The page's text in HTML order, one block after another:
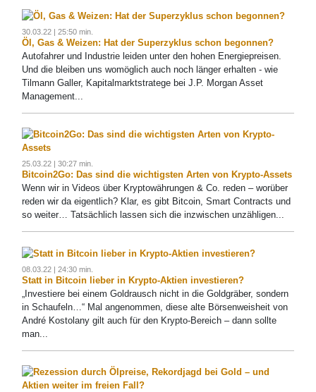
30.03.22 | 25:50 min.
Öl, Gas & Weizen: Hat der Superzyklus schon begonnen?
Autofahrer und Industrie leiden unter den hohen Energiepreisen.
Und die bleiben uns womöglich auch noch länger erhalten - wie
Tilmann Galler, Kapitalmarktstratege bei J.P. Morgan Asset
Management...
25.03.22 | 30:27 min.
Bitcoin2Go: Das sind die wichtigsten Arten von Krypto-Assets
Wenn wir in Videos über Kryptowährungen & Co. reden – worüber
reden wir da eigentlich? Klar, es gibt Bitcoin, Smart Contracts und
so weiter… Tatsächlich lassen sich die inzwischen unzähligen...
08.03.22 | 24:30 min.
Statt in Bitcoin lieber in Krypto-Aktien investieren?
„Investiere bei einem Goldrausch nicht in die Goldgräber, sondern
in Schaufeln…“ Mal angenommen, diese alte Börsenweisheit von
André Kostolany gilt auch für den Krypto-Bereich – dann sollte
man...